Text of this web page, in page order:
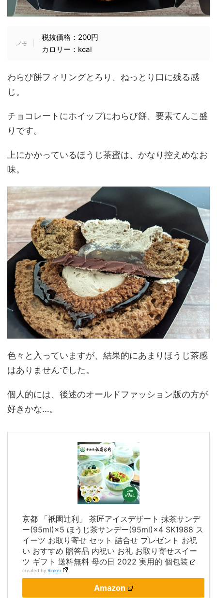
税抜価格：200円
カロリー：kcal
わらび餅フィリングとろり、ねっとり口に残る感
じ。
チョコレートにホイップにわらび餅、要素てんこ盛
りです。
上にかかっているほうじ茶蜜は、かなり控えめなお
味。
色々と入っていますが、結果的にあまりほうじ茶感
はありませんでした。
個人的には、後述のオールドファッション版の方が
好きかな…。
京都 「祇園辻利」 茶匠アイスデザート 抹茶サンデ
ー(95ml)×5 ほうじ茶サンデー(95ml)×4 SK1988 ス
イーツ お取り寄せ セット 詰合せ プレゼント お祝
い おすすめ 贈答品 内祝い お礼 お取り寄せスイー
ツ ギフト 送料無料 母の日 2022 実用的 個包装
created by Rinker
Amazon